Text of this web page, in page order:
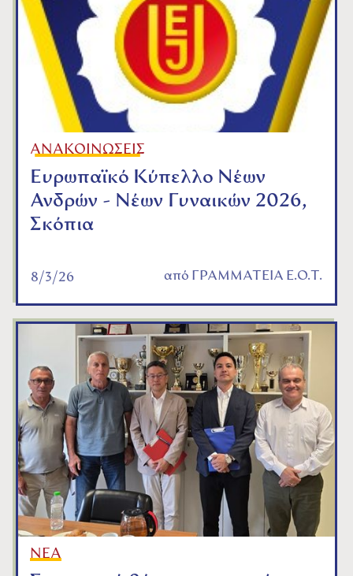
ΑΝΑΚΟΙΝΩΣΕΙΣ
Ευρωπαϊκό Κύπελλο Νέων
Ανδρών - Νέων Γυναικών 2026,
Σκόπια
8/3/26 από ΓΡΑΜΜΑΤΕΙΑ Ε.Ο.Τ.
ΝΕΑ